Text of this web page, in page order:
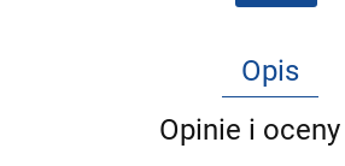
Opis
Opinie i